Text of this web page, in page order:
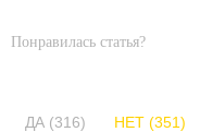
Понравилась статья?
ДА (316) НЕТ (351)